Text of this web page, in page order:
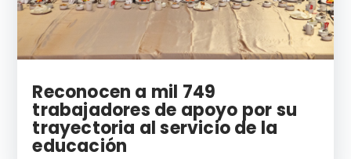
Reconocen a mil 749
trabajadores de apoyo por su
trayectoria al servicio de la
educación